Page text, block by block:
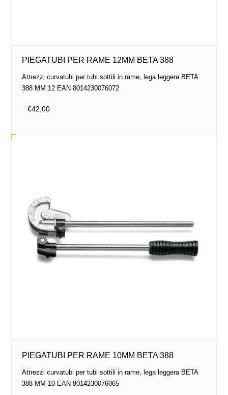
PIEGATUBI PER RAME 12MM BETA 388
Attrezzi curvatubi per tubi sottili in rame, lega leggera BETA
388 MM 12 EAN 8014230076072
€42,00
PIEGATUBI PER RAME 10MM BETA 388
Attrezzi curvatubi per tubi sottili in rame, lega leggera BETA
388 MM 10 EAN 8014230076065